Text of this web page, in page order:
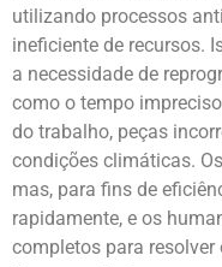
utilizando processos
ineficiente de recursos.
a necessidade de
como o tempo
do trabalho, peças
condições climáticas.
mas, para fins de
rapidamente, e os
completos para